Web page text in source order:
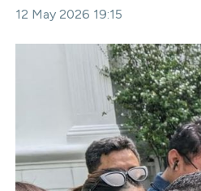
12 May 2026 19:15